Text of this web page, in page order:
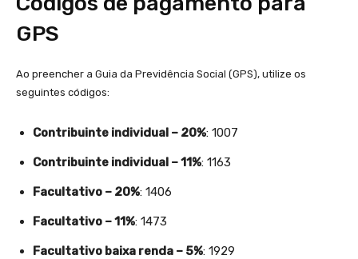
GPS
Ao preencher a Guia da Previdência Social (GPS), utilize os
seguintes códigos:
Contribuinte individual – 20%: 1007
Contribuinte individual – 11%: 1163
Facultativo – 20%: 1406
Facultativo – 11%: 1473
Facultativo baixa renda – 5%: 1929